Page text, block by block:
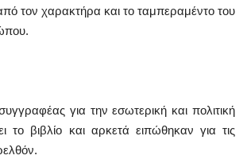
τον χαρακτήρα και το ταμπεραμέντο του
για την εσωτερική και πολιτική
το βιβλίο και αρκετά ειπώθηκαν για τις